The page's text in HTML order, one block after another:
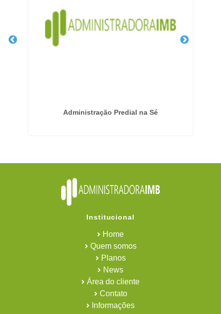
Administração Predial na Sé
Institucional
Home
Quem somos
Planos
News
Área do cliente
Contato
Informações